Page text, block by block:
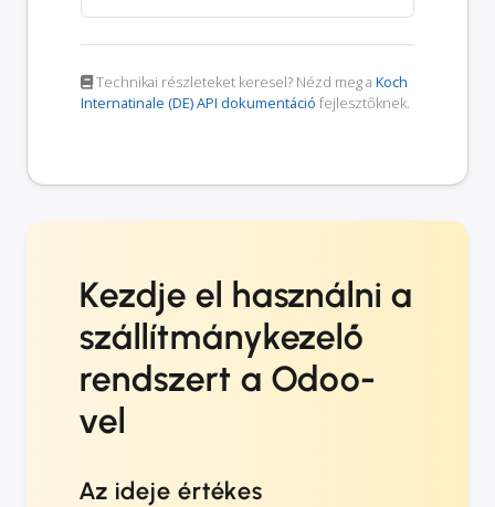
Technikai részleteket keresel? Nézd meg a Koch
Internatinale (DE) API dokumentáció fejlesztőknek.
Kezdje el használni a
szállítmánykezelő
rendszert a Odoo-
vel
Az ideje értékes